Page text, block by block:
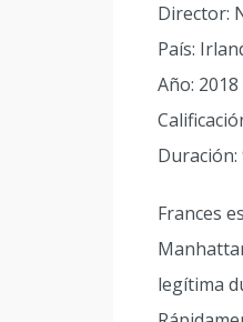
Director:
País:
Año: 2018
Duración:
Frances
legítima